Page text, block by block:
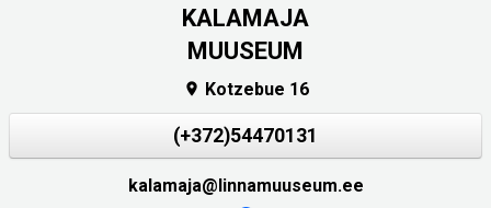
KALAMAJA
MUUSEUM
 Kotzebue 16
(+372)54470131
kalamaja@linnamuuseum.ee